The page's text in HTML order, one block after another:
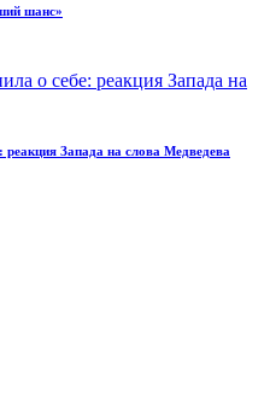
шанс»
Запада на слова Медведева